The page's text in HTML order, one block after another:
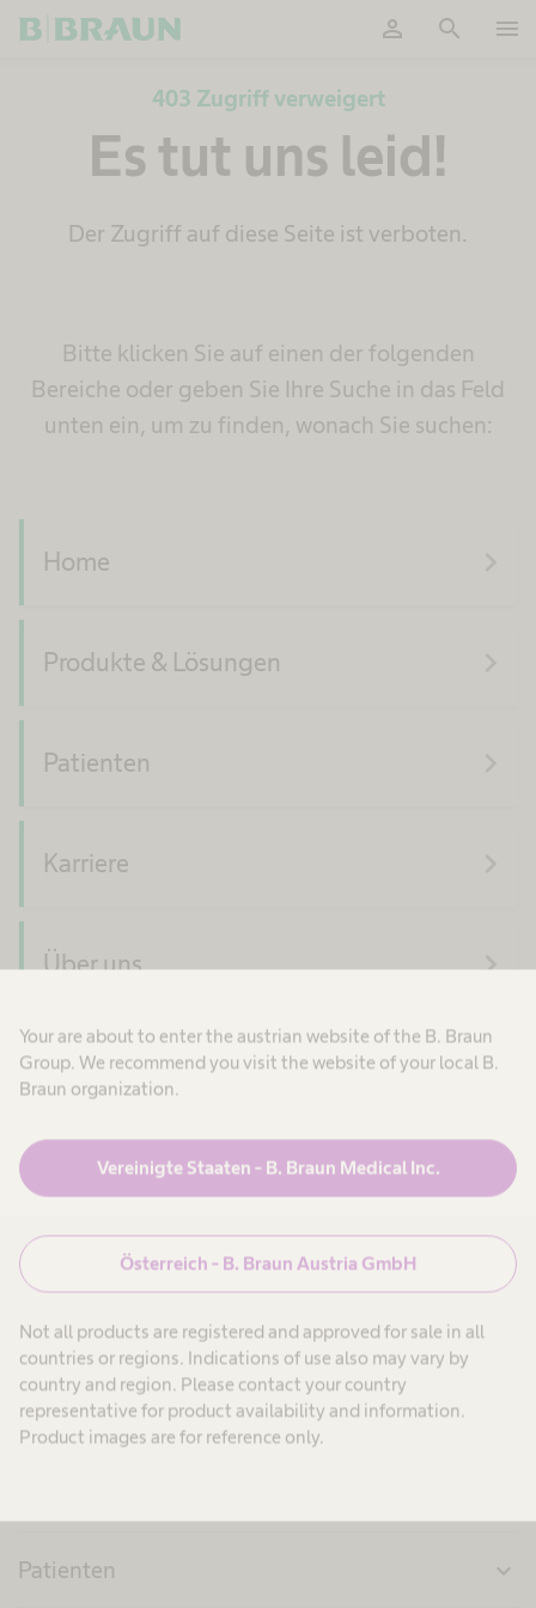
Your are about to enter the austrian website of the B. Braun
Group. We recommend you visit the website of your local B.
Braun organization.
Vereinigte Staaten - B. Braun Medical Inc.
Österreich - B. Braun Austria GmbH
Not all products are registered and approved for sale in all
countries or regions. Indications of use also may vary by
country and region. Please contact your country
representative for product availability and information.
Product images are for reference only.
person search menu
403 Zugriff verweigert
Es tut uns leid!
Der Zugriff auf diese Seite ist verboten.
Bitte klicken Sie auf einen der folgenden
Bereiche oder geben Sie Ihre Suche in das Feld
unten ein, um zu finden, wonach Sie suchen:
Home
Produkte & Lösungen
Patienten
Karriere
Über uns navigate_next
search
Patienten expand_more